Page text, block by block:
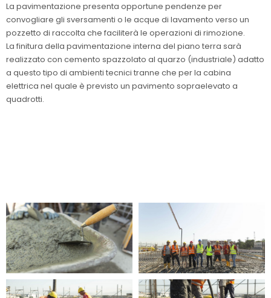
La pavimentazione presenta opportune pendenze per
convogliare gli sversamenti o le acque di lavamento verso un
pozzetto di raccolta che faciliterà le operazioni di rimozione.
La finitura della pavimentazione interna del piano terra sarà
realizzato con cemento spazzolato al quarzo (industriale) adatto
a questo tipo di ambienti tecnici tranne che per la cabina
elettrica nel quale è previsto un pavimento sopraelevato a
quadrotti.